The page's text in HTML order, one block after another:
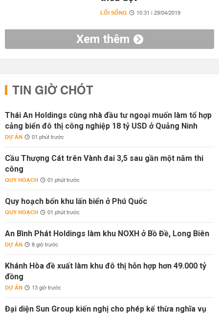
LỐI SỐNG 10:31 | 29/04/2019
Xem thêm
TIN GIỜ CHÓT
Thái An Holdings cùng nhà đầu tư ngoại muốn làm tổ hợp
cảng biển đô thị công nghiệp 18 tỷ USD ở Quảng Ninh
DỰ ÁN 01 phút trước
Cầu Thượng Cát trên Vành đai 3,5 sau gần một năm thi
công
QUY HOẠCH 01 phút trước
Quy hoạch bốn khu lấn biển ở Phú Quốc
QUY HOẠCH 01 phút trước
An Bình Phát Holdings làm khu NOXH ở Bồ Đề, Long Biên
DỰ ÁN 8 giờ trước
Khánh Hòa đề xuất làm khu đô thị hỗn hợp hơn 49.000 tỷ
đồng
DỰ ÁN 13 giờ trước
Đại diện Sun Group kiến nghị cho phép kế thừa nghĩa vụ